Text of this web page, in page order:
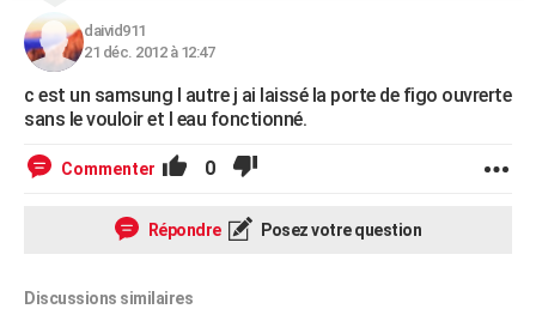
daivid911
21 déc. 2012 à 12:47
c est un samsung l autre j ai laissé la porte de figo ouvrerte
sans le vouloir et l eau fonctionné.
Commenter 0
Répondre Posez votre question
Discussions similaires